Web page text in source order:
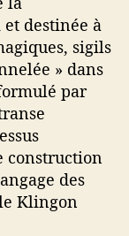
destinée à
sigils
» dans
par
construction
des
Klingon